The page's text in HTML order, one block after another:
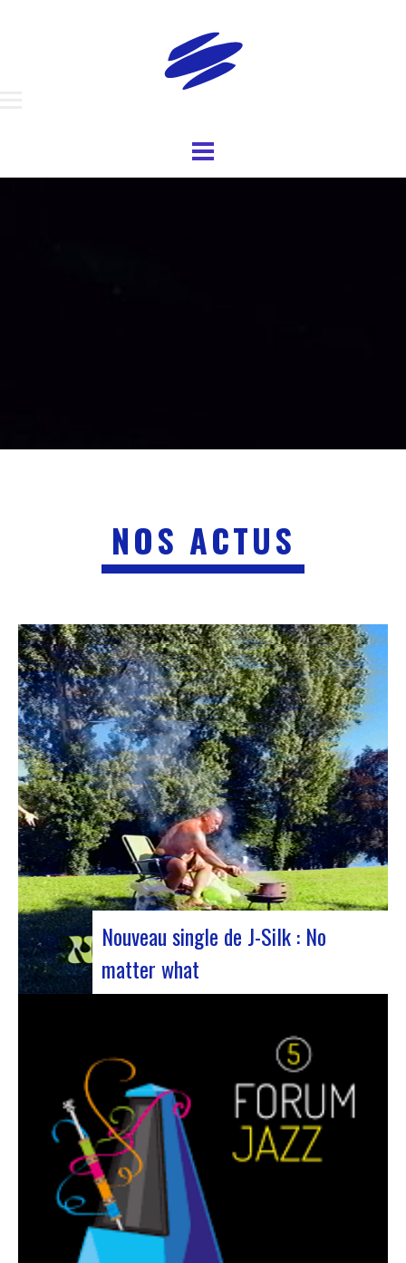
NOS ACTUS
Nouveau single de J-Silk : No
matter what
groupe a récemment dévoilé son dernier chef-
d’œuvre en collaboration avec leur ami Cheeko,
apportant une touche contemporaine à la scène
Nu Soul. Ce nouveau morceau, sorti la semaine
dernière, est une fusion de R&B et…